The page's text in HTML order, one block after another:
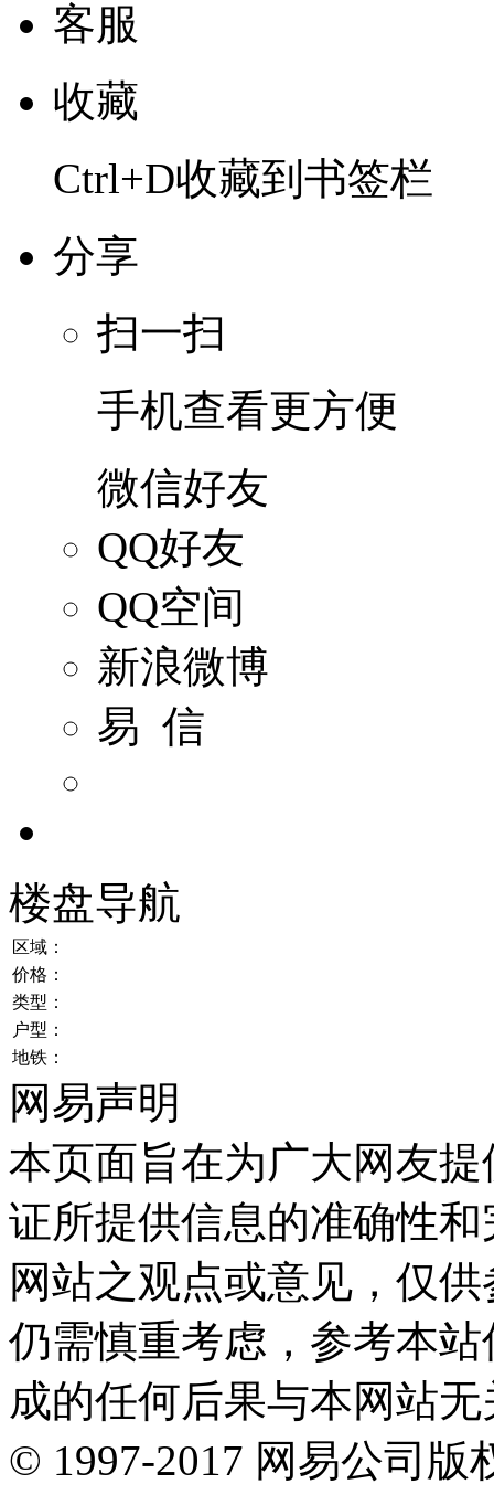
客服
收藏
Ctrl+D收藏到书签栏
分享
扫一扫
手机查看更方便
微信好友
QQ好友
QQ空间
新浪微博
易 信
楼盘导航
区域：
价格：
类型：
户型：
地铁：
网易声明
本页面旨在为广大网友
证所提供信息的准确性
网站之观点或意见，仅
仍需慎重考虑，参考本
成的任何后果与本网站
© 1997-2017 网易公司版